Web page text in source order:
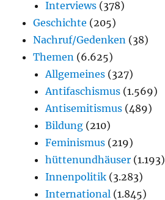
Interviews (378)
Geschichte (205)
Nachruf/Gedenken (38)
Themen (6.625)
Allgemeines (327)
Antifaschismus (1.569)
Antisemitismus (489)
Bildung (210)
Feminismus (219)
hüttenundhäuser (1.193)
Innenpolitik (3.283)
International (1.845)